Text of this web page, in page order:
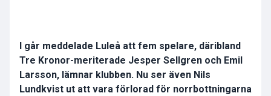
I går meddelade Luleå att fem spelare, däribland
Tre Kronor-meriterade Jesper Sellgren och Emil
Larsson, lämnar klubben. Nu ser även Nils
Lundkvist ut att vara förlorad för norrbottningarna